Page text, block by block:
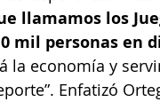
llamamos los
mil personas en
la economía y
Enfatizó